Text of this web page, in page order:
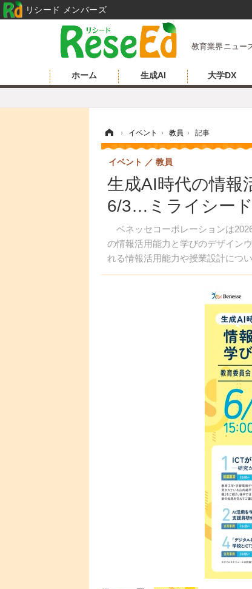
教育業界ニュー
ホーム 生成AI 大学DX
› イベント › 教員 › 記事
生成AI時代の情報
6/3…ミライシード
ベネッセコーポレーションは
の情報活用能力と学びのデザイン
れる情報活用能力や授業設計につ
イベント 教員
リシード メンバーズ